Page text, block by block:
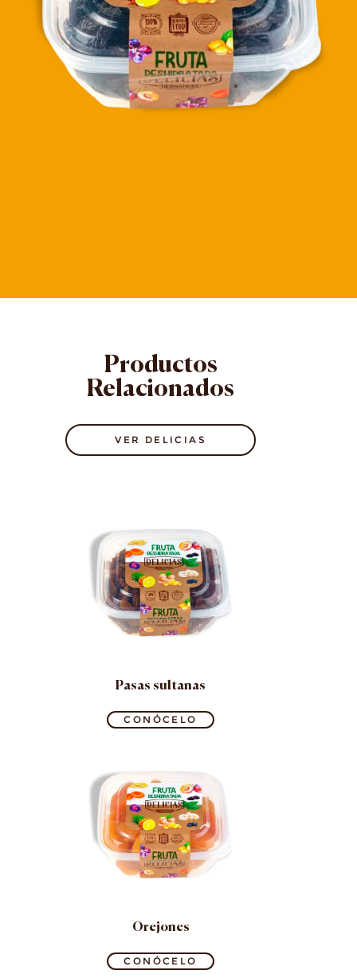
Productos
Relacionados
VER DELICIAS
Pasas sultanas
CONÓCELO
Orejones
CONÓCELO